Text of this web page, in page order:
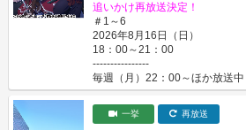
追いかけ再放送決定！
＃1～6
2026年8月16日（日）
18：00～21：00
----------------
毎週（月）22：00～ほか放送中
一挙 再放送